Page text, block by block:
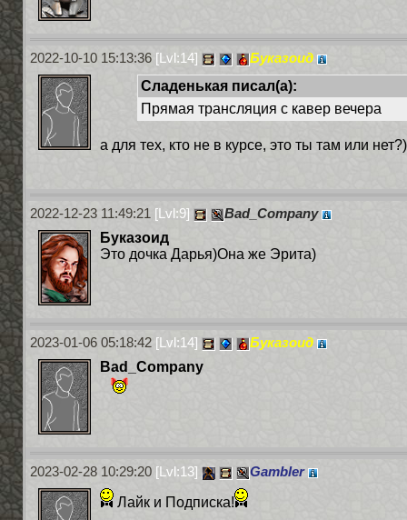
2022-10-10 15:13:36[Lvl:14]
Буказоид
Сладенькая писал(а):
Прямая трансляция с кавер вечера
а для тех, кто не в курсе, это ты там или нет?)
2022-12-23 11:49:21 [Lvl:9]
Bad_Company
Буказоид
Это дочка Дарья)Она же Эрита)
2023-01-06 05:18:42[Lvl:14]
Буказоид
Bad_Company
2023-02-28 10:29:20[Lvl:13]
Gambler
Лайк и Подписка!